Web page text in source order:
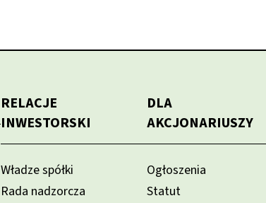
RELACJE
INWESTORSKI
Władze spółki
Rada nadzorcza
DLA
AKCJONARIUSZY
Ogłoszenia
Statut